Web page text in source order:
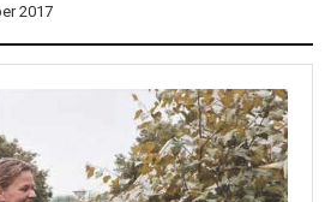
2017